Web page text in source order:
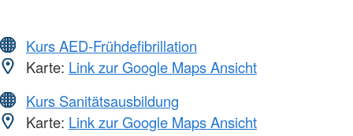
Kurs AED-Frühdefibrillation
Karte: Link zur Google Maps Ansicht
Kurs Sanitätsausbildung
Karte: Link zur Google Maps Ansicht